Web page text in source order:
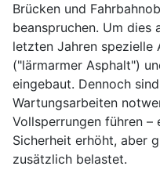
Brücken und
beanspruchen. Um dies
letzten Jahren spezielle
("lärmarmer Asphalt")
eingebaut. Dennoch
Wartungsarbeiten
Vollsperrungen führen –
Sicherheit erhöht, aber
zusätzlich belastet.